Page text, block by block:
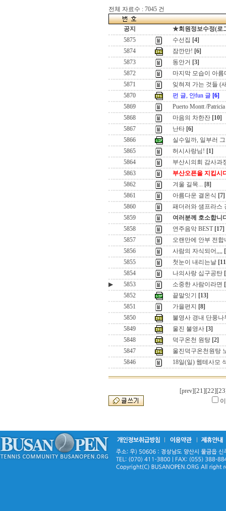
전체 자료수 : 7045 건
공지
★회원정보수정(로
5875
수선집 [4]
5874
잠깐만! [6]
5873
동안거 [3]
5872
마지막 모습이 아름
5871
잊혀져 가는 것들 (
5870
펀 글, 안fun 글 [6]
5869
Puerto Montt /Patricia
5868
마음의 차한잔 [10]
5867
난타 [6]
5866
실수일까, 일부러
5865
허시사랑님! [1]
5864
부산시의회 감사과
5863
부산오픈을 지킵시
5862
겨울 길목... [8]
5861
아름다운 결온식 [7]
5860
패더러와 샘프라스
5859
여러분께 호소합니
5858
연주음악 BEST [17]
5857
오랜만에 안부 전합
5856
사람의 자식되어,,,,
5855
첫눈이 내리는날
5854
나의사랑 십구공탄
▶
5853 소중한 사람이라면
5852
끝말잇기
[13]
5851
가을편지
[8]
5850
불영사 경내 단풍나
5849
울진 불영사 [3]
5848
덕구온천 원탕 [2]
5847
울진덕구온천원탕
5846
18일(일) 웹테사모
[prev] [21][22]